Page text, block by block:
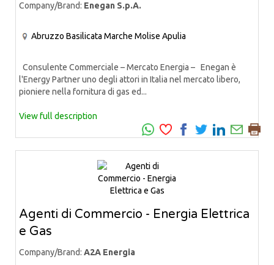
Company/Brand: Enegan S.p.A.
Abruzzo Basilicata Marche Molise Apulia
Consulente Commerciale – Mercato Energia – Enegan è
l'Energy Partner uno degli attori in Italia nel mercato libero,
pioniere nella fornitura di gas ed...
View full description
Agenti di Commercio - Energia Elettrica
e Gas
Company/Brand: A2A Energia